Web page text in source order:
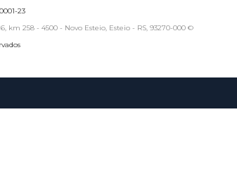
23
km 258 - 4500 - Novo Esteio, Esteio - RS, 93270-000 ©